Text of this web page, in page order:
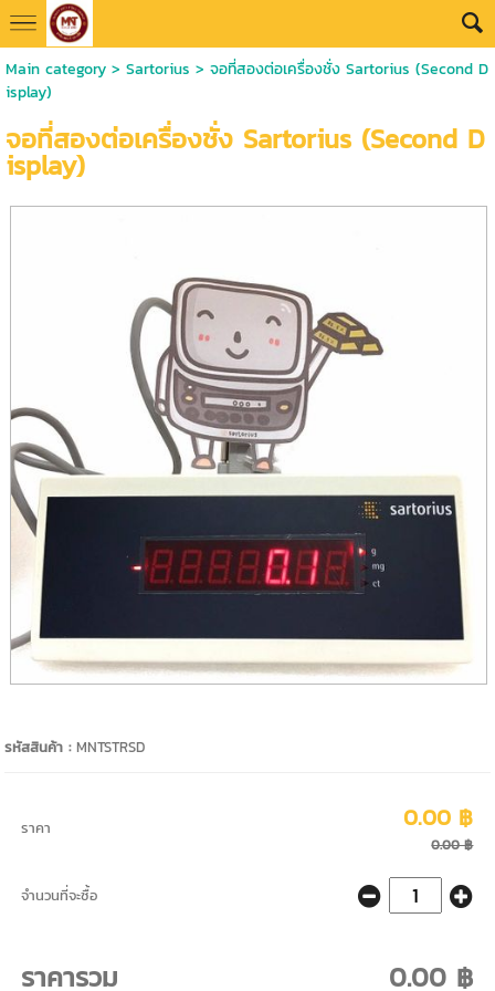
Main category> Sartorius > จอที่สองต่อเครื่องชั่ง Sartorius (Second D
isplay)
จอที่สองต่อเครื่องชั่ง Sartorius (Second D
isplay)
รหัสสินค้า :MNTSTRSD
ราคา 0.00 ฿
0.00 ฿
จำนวนที่จะซื้อ
ราคารวม 0.00 ฿